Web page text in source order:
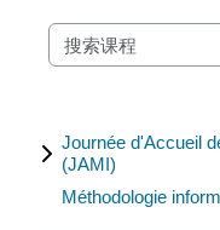
Journée d'Accueil
(JAMI)
Méthodologie